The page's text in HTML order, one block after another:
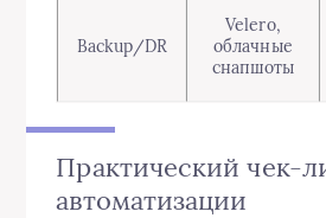
Backup/DR
Velero,
облачные
снапшоты
Практический чек-
автоматизации